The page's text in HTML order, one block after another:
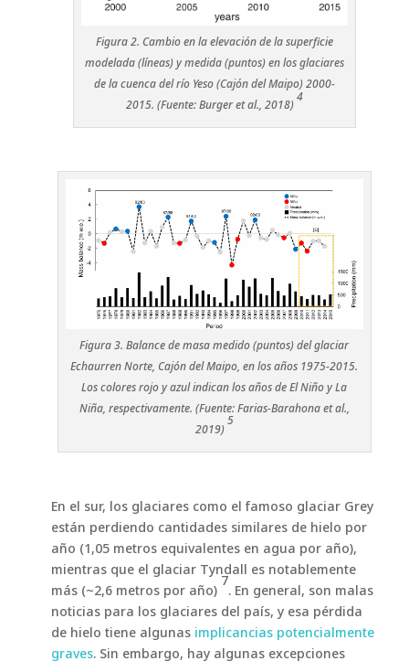
Figura 2. Cambio en la elevación de la superficie
modelada (líneas) y medida (puntos) en los glaciares
de la cuenca del río Yeso (Cajón del Maipo) 2000-
2015. (Fuente: Burger et al., 2018)
4
Figura 3. Balance de masa medido (puntos) del glaciar
Echaurren Norte, Cajón del Maipo, en los años 1975-2015.
Los colores rojo y azul indican los años de El Niño y La
Niña, respectivamente. (Fuente: Farias-Barahona et al.,
2019)
5
En el sur, los glaciares como el famoso glaciar Grey
están perdiendo cantidades similares de hielo por
año (1,05 metros equivalentes en agua por año),
mientras que el glaciar Tyndall es notablemente
más (~2,6 metros por año)
7
. En general, son malas
noticias para los glaciares del país, y esa pérdida
de hielo tiene algunas implicancias potencialmente
graves. Sin embargo, hay algunas excepciones